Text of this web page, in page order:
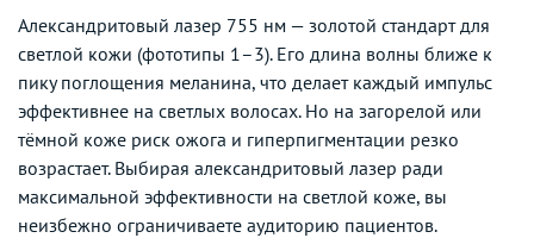
Александритовый лазер 755 нм — золотой стандарт для
светлой кожи (фототипы 1–3). Его длина волны ближе к
пику поглощения меланина, что делает каждый импульс
эффективнее на светлых волосах. Но на загорелой или
тёмной коже риск ожога и гиперпигментации резко
возрастает. Выбирая александритовый лазер ради
максимальной эффективности на светлой коже, вы
неизбежно ограничиваете аудиторию пациентов.